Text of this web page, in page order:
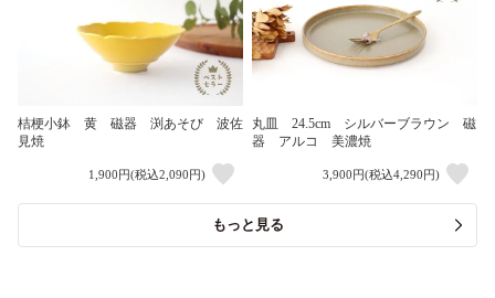
桔梗小鉢 黄 磁器 渕あそび 波佐
見焼
1,900円(税込2,090円)
丸皿 24.5cm シルバーブラウン 磁
器 アルコ 美濃焼
3,900円(税込4,290円)
もっと見る